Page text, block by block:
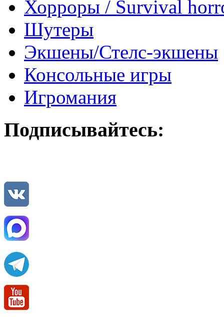
Хорроры / Survival
Шутеры
Экшены/Стелс-экшены
Консольные игры
Игромания
Подписывайтесь: